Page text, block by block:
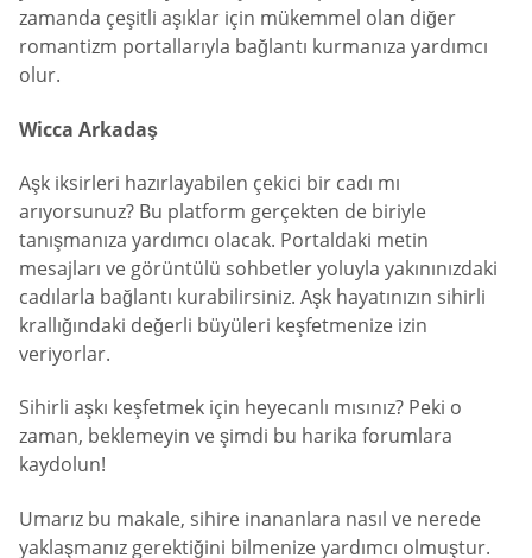
zamanda çeşitli aşıklar için mükemmel olan diğer
romantizm portallarıyla bağlantı kurmanıza yardımcı
olur.
Wicca Arkadaş
Aşk iksirleri hazırlayabilen çekici bir cadı mı
arıyorsunuz? Bu platform gerçekten de biriyle
tanışmanıza yardımcı olacak. Portaldaki metin
mesajları ve görüntülü sohbetler yoluyla yakınınızdaki
cadılarla bağlantı kurabilirsiniz. Aşk hayatınızın sihirli
krallığındaki değerli büyüleri keşfetmenize izin
veriyorlar.
Sihirli aşkı keşfetmek için heyecanlı mısınız? Peki o
zaman, beklemeyin ve şimdi bu harika forumlara
kaydolun!
Umarız bu makale, sihire inananlara nasıl ve nerede
yaklaşmanız gerektiğini bilmenize yardımcı olmuştur.